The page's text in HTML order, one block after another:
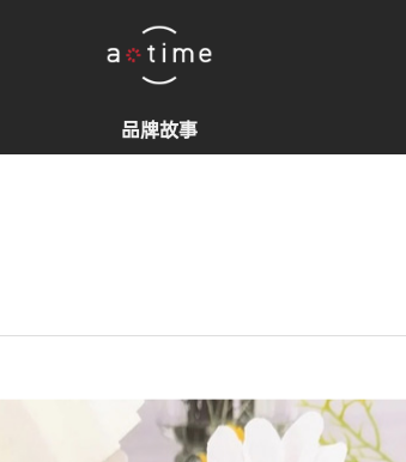
品牌故事